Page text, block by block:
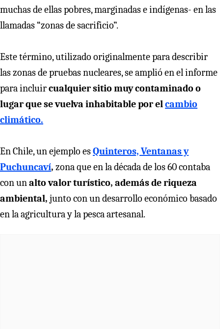
muchas de ellas pobres, marginadas e indígenas- en las
llamadas “zonas de sacrificio”.
Este término, utilizado originalmente para describir
las zonas de pruebas nucleares, se amplió en el informe
para incluircualquier sitio muy contaminado o
lugar que se vuelva inhabitable por elcambio
climático.
En Chile, un ejemplo esQuinteros, Ventanas y
Puchuncaví, zona que enla década de los 60 contaba
con unalto valor turístico, además de riqueza
ambiental, junto con un desarrollo económico basado
en la agricultura y la pesca artesanal.